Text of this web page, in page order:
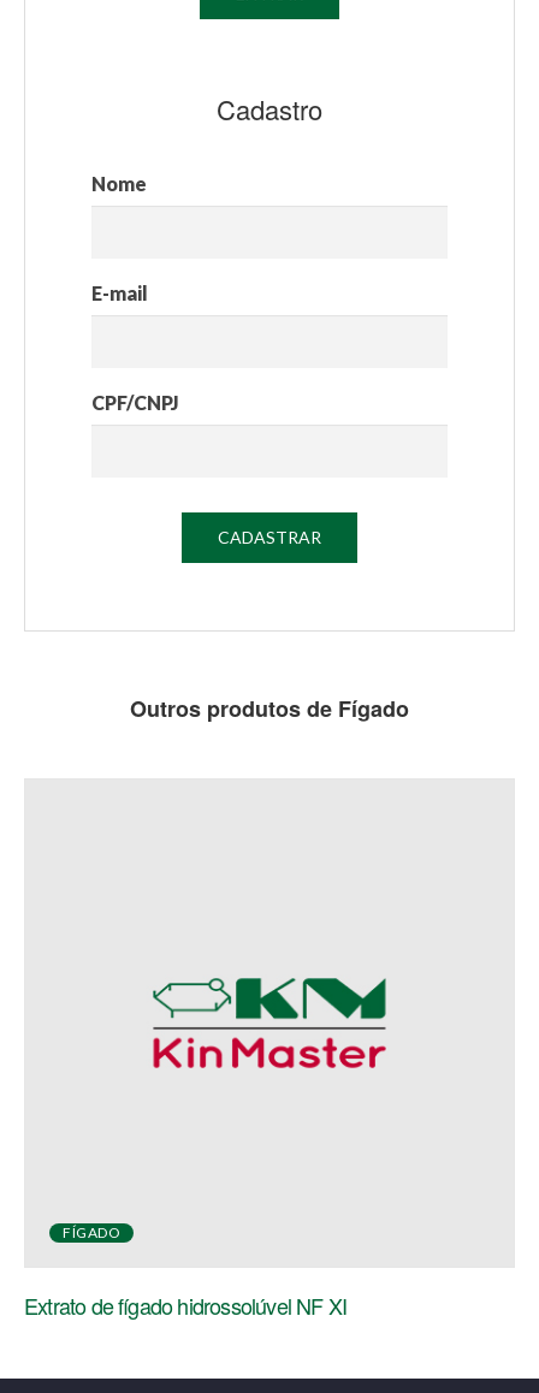
Cadastro
Nome
E-mail
CPF/CNPJ
Outros produtos de Fígado
FÍGADO
Extrato de fígado hidrossolúvel NF XI